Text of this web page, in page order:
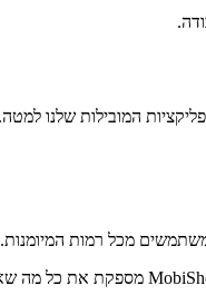
מכל רמות המיומנות.